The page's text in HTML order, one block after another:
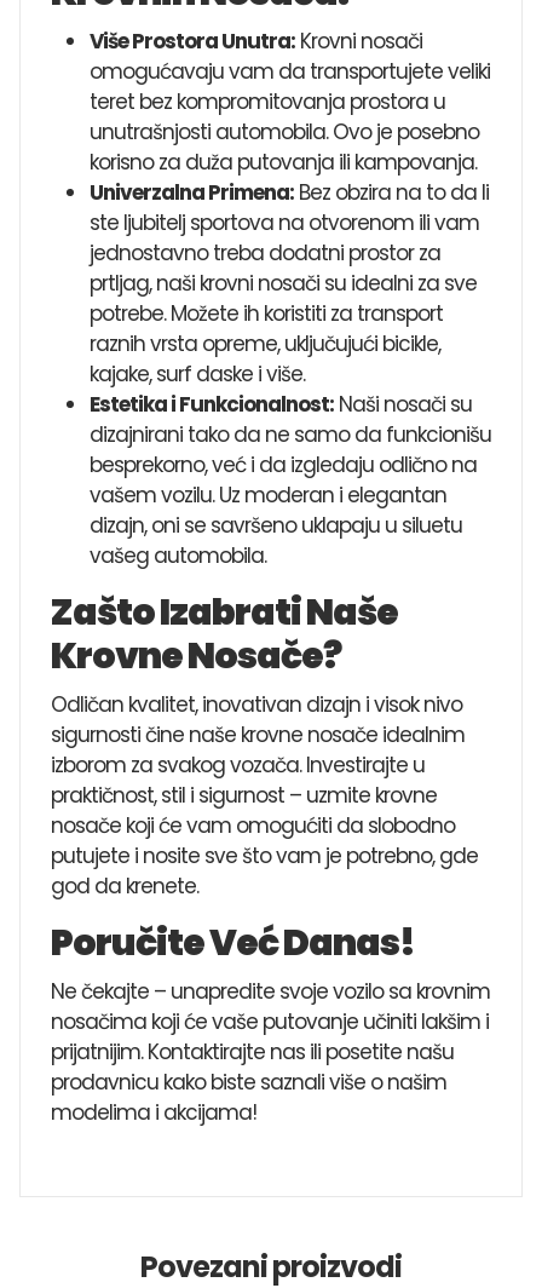
Više Prostora Unutra: Krovni nosači
omogućavaju vam da transportujete veliki
teret bez kompromitovanja prostora u
unutrašnjosti automobila. Ovo je posebno
korisno za duža putovanja ili kampovanja.
Univerzalna Primena: Bez obzira na to da li
ste ljubitelj sportova na otvorenom ili vam
jednostavno treba dodatni prostor za
prtljag, naši krovni nosači su idealni za sve
potrebe. Možete ih koristiti za transport
raznih vrsta opreme, uključujući bicikle,
kajake, surf daske i više.
Estetika i Funkcionalnost: Naši nosači su
dizajnirani tako da ne samo da funkcionišu
besprekorno, već i da izgledaju odlično na
vašem vozilu. Uz moderan i elegantan
dizajn, oni se savršeno uklapaju u siluetu
vašeg automobila.
Zašto Izabrati Naše
Krovne Nosače?
Odličan kvalitet, inovativan dizajn i visok nivo
sigurnosti čine naše krovne nosače idealnim
izborom za svakog vozača. Investirajte u
praktičnost, stil i sigurnost – uzmite krovne
nosače koji će vam omogućiti da slobodno
putujete i nosite sve što vam je potrebno, gde
god da krenete.
Poručite Već Danas!
Ne čekajte – unapredite svoje vozilo sa krovnim
nosačima koji će vaše putovanje učiniti lakšim i
prijatnijim. Kontaktirajte nas ili posetite našu
prodavnicu kako biste saznali više o našim
modelima i akcijama!
Povezani proizvodi